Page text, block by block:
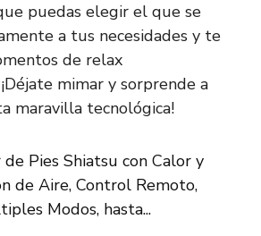
puedas elegir el que se
a tus necesidades y te
de relax
mimar y sorprende a
maravilla tecnológica!
de Pies Shiatsu con Calor y
de Aire, Control Remoto,
Modos, hasta...